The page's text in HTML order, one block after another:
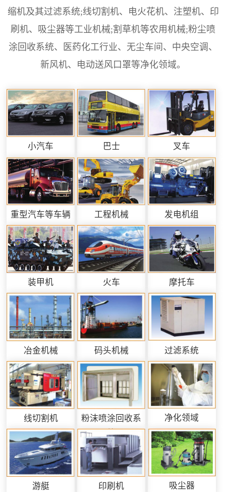
缩机及其过滤系统;线切割机、电火花机、注塑机、印
刷机、吸尘器等工业机械;割草机等农用机械;粉尘喷
涂回收系统、医药化工行业、无尘车间、中央空调、
新风机、电动送风口罩等净化领域。
小汽车 巴士 叉车
重型汽车等车辆 工程机械 发电机组
装甲机 火车 摩托车
冶金机械 码头机械 过滤系统
线切割机
粉沫喷涂回收系
统
净化领域
游艇 印刷机 吸尘器